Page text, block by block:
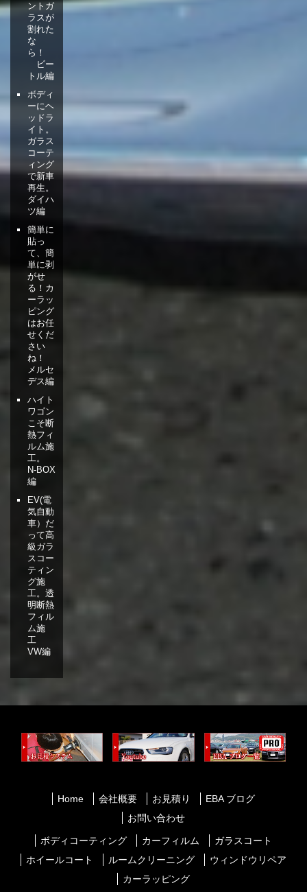
ントガ
ラスが
割れた
な
ら！
ビー
トル編
ボディ
ーにヘ
ッドラ
イト。
ガラス
コーテ
ィング
で新車
再生。
ダイハ
ツ編
簡単に
貼っ
て、簡
単に剥
がせ
る！カ
ーラッ
ピング
はお任
せくだ
さい
ね！
メルセ
デス編
ハイト
ワゴン
こそ断
熱フィ
ルム施
工。
N-BOX
編
EV(電
気自動
車）だ
って高
級ガラ
スコー
ティン
グ施
工。透
明断熱
フィル
ム施
工
VW編
Home 会社概要 お見積り
EBA ブログ
お問い合わせ
ボディコーティング カーフィルム
ガラスコート
ホイールコート
ルームクリーニング
ウィンドウリペア
カーラッピング